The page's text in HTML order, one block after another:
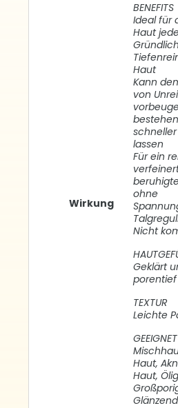
Wirkung
BENEFITS
Ideal für
Haut
Haut
Kann
von
lassen
Für ein
ohne
Nicht
Geklärt
TEXTUR
Leichte
Haut,
Haut,